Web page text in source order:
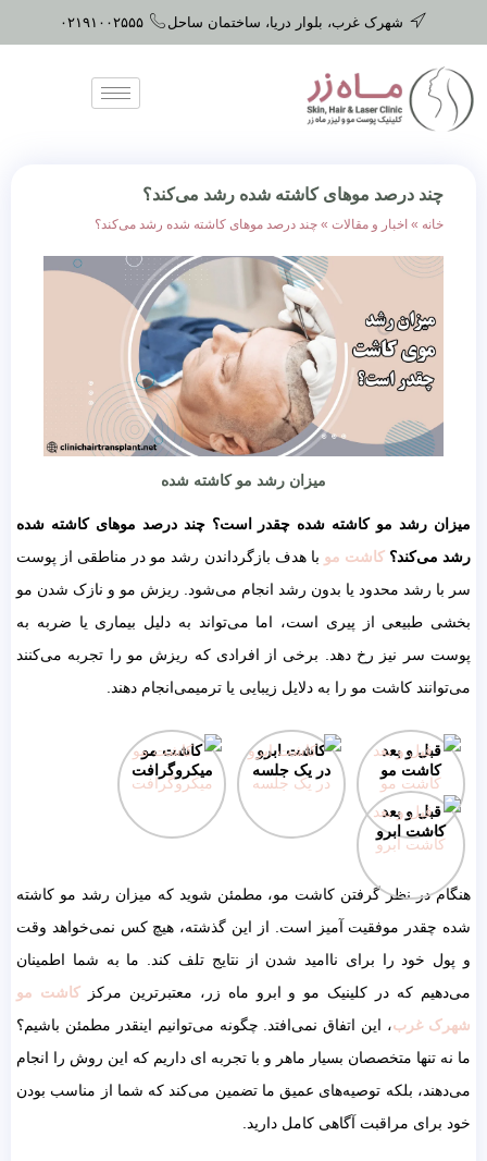
شهرک غرب، بلوار دریا، ساختمان ساحل ۰۲۱۹۱۰۰۲۵۵۵
چند درصد موهای کاشته شده رشد می‌کند؟
خانه » اخبار و مقالات » چند درصد موهای کاشته شده رشد می‌کند؟
میزان رشد مو کاشته شده
میزان رشد مو کاشته شده چقدر است؟ چند درصد موهای کاشته شده
رشد می‌کند؟کاشت مو با هدف بازگرداندن رشد مو در مناطقی از پوست
سر با رشد محدود یا بدون رشد انجام می‌شود. ریزش مو و نازک شدن مو
بخشی طبیعی از پیری است، اما می‌تواند به دلیل بیماری یا ضربه به
پوست سر نیز رخ دهد. برخی از افرادی که ریزش مو را تجربه می‌کنند
می‌توانند کاشت مو را به دلایل زیبایی یا ترمیمی‌انجام دهند.
قبل و بعد
کاشت مو
کاشت ابرو
در یک جلسه
کاشت مو
میکروگرافت
قبل و بعد
کاشت ابرو
هنگام در نظر گرفتن کاشت مو، مطمئن شوید که میزان رشد مو کاشته
شده چقدر موفقیت آمیز است. از این گذشته، هیچ کس نمی‌خواهد وقت
و پول خود را برای ناامید شدن از نتایج تلف کند. ما به شما اطمینان
می‌دهیم که در کلینیک مو و ابرو ماه زر، معتبرترین مرکزکاشت مو
شهرک غرب، این اتفاق نمی‌افتد. چگونه می‌توانیم اینقدر مطمئن باشیم؟
ما نه تنها متخصصان بسیار ماهر و با تجربه ای داریم که این روش را انجام
می‌دهند، بلکه توصیه‌های عمیق ما تضمین می‌کند که شما از مناسب بودن
خود برای مراقبت آگاهی کامل دارید.